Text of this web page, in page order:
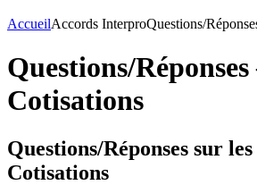
AccueilAccords InterproQuestions/
Questions/
Cotisations
Questions/Réponses sur
Cotisations